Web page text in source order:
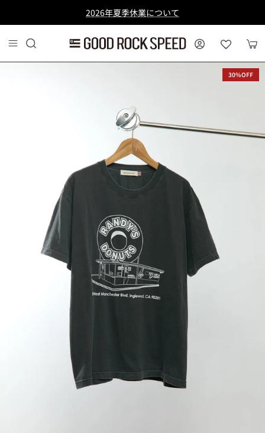
2026年夏季休業について
MY PAGE カ
30%OFF